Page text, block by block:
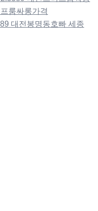
룸싸롱가격
대전봉명동호빠 세종